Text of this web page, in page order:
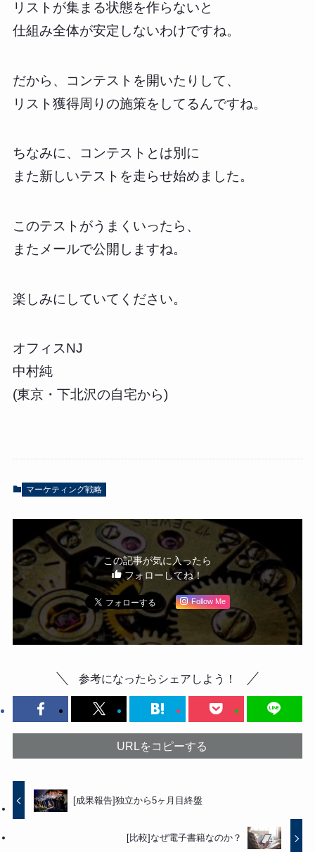
リストが集まる状態を作らないと
仕組み全体が安定しないわけですね。
だから、コンテストを開いたりして、
リスト獲得周りの施策をしてるんですね。
ちなみに、コンテストとは別に
また新しいテストを走らせ始めました。
このテストがうまくいったら、
またメールで公開しますね。
楽しみにしていてください。
オフィスNJ
中村純
(東京・下北沢の自宅から)
マーケティング戦略
この記事が気に入ったら
フォローしてね！
Follow Me
参考になったらシェアしよう！
URLをコピーする
[成果報告]独立から5ヶ月目終盤
[比較]なぜ電子書籍なのか？